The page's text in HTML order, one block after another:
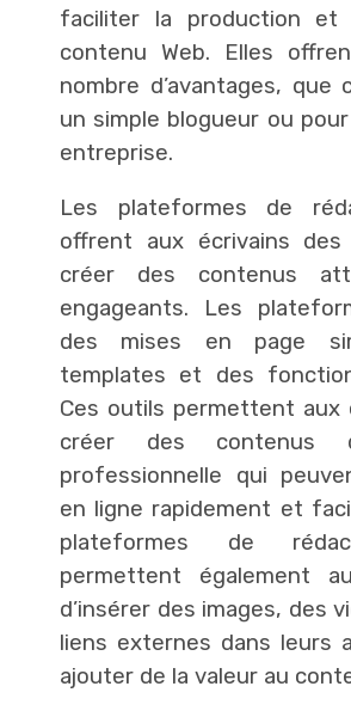
faciliter la production et
contenu Web. Elles
nombre d’avantages, que
un simple blogueur ou
entreprise.
Les plateformes de
offrent aux écrivains
créer des contenus
engageants. Les
des mises en page
templates et des
Ces outils permettent aux
créer des contenus
professionnelle qui
en ligne rapidement et
plateformes de
permettent également
d’insérer des images, des
liens externes dans leurs
ajouter de la valeur au